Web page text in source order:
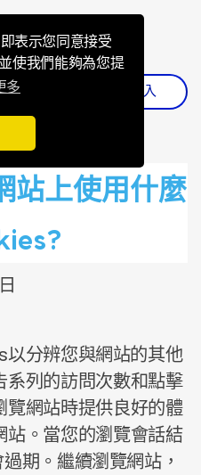
表示您同意接受
使我們能夠為您提
多
Your
登入
站上使用什麼
分辨您與網站的其他
列的訪問次數和點擊
覽網站時提供良好的體
。當您的瀏覽會話結
期。繼續瀏覽網站，